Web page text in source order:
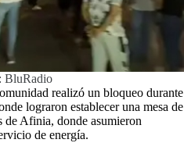
BluRadio
realizó un bloqueo durante
lograron establecer una mesa de
de Afinia, donde asumieron
de energía.